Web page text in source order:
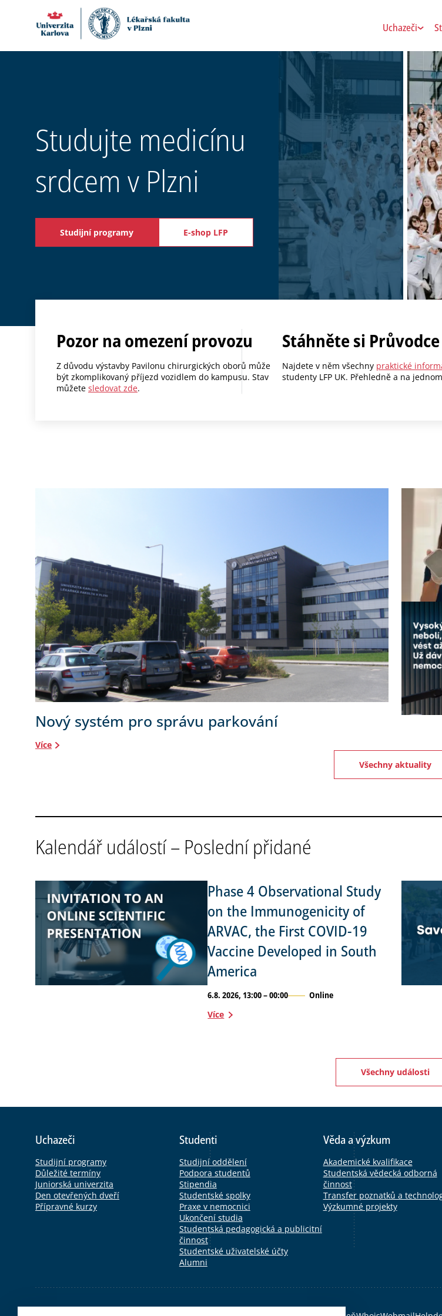
Uchazeči
Studujte medicínu
srdcem v Plzni
Studijní programy E-shop LFP
Pozor na omezení provozu
Z důvodu výstavby Pavilonu chirurgických oborů může
být zkomplikovaný příjezd vozidlem do kampusu. Stav
můžete sledovat zde.
Stáhněte si
Najdete v něm všechny praktické
studenty LFP UK. Přehledně a na
Nový systém pro správu parkování
Více
Všechny aktuality
Kalendář událostí – Poslední přidané
Phase 4 Observational Study
on the Immunogenicity of
ARVAC, the First COVID-19
Vaccine Developed in South
America
6.8. 2026, 13:00 – 00:00
Online
Více
Všechny události
Uchazeči
Studijní programy
Důležité termíny
Juniorská univerzita
Den otevřených dveří
Přípravné kurzy
Studenti
Studijní oddělení
Podpora studentů
Stipendia
Studentské spolky
Praxe v nemocnici
Ukončení studia
Studentská pedagogická a publicitní
činnost
Studentské uživatelské účty
Alumni
Věda a výzkum
Akademické kvalifikace
Studentská vědecká odborná
činnost
Transfer poznatků a
Výzkumné projekty